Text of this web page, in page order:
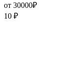
от 30000₽
10 ₽